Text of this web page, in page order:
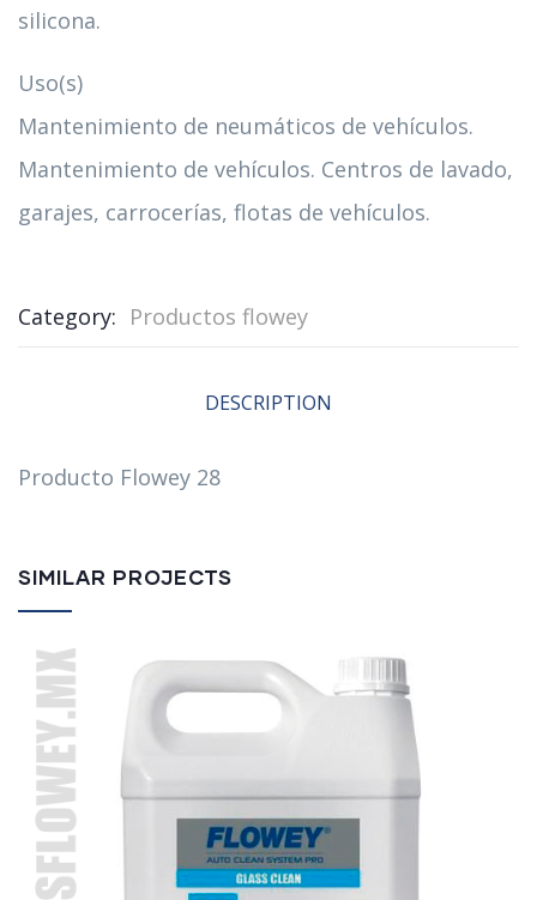
silicona.
Uso(s)
Mantenimiento de neumáticos de vehículos.
Mantenimiento de vehículos. Centros de lavado,
garajes, carrocerías, flotas de vehículos.
Category: Productos flowey
DESCRIPTION
Producto Flowey 28
SIMILAR PROJECTS